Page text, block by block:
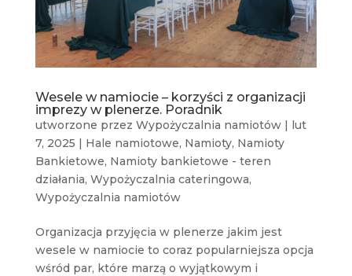
Wesele w namiocie – korzyści z organizacji
imprezy w plenerze. Poradnik
utworzone przez Wypożyczalnia namiotów| lut
7, 2025 | Hale namiotowe, Namioty, Namioty
Bankietowe, Namioty bankietowe - teren
działania, Wypożyczalnia cateringowa,
Wypożyczalnia namiotów
Organizacja przyjęcia w plenerze jakim jest
wesele w namiocie to coraz popularniejsza opcja
wśród par, które marzą o wyjątkowym i